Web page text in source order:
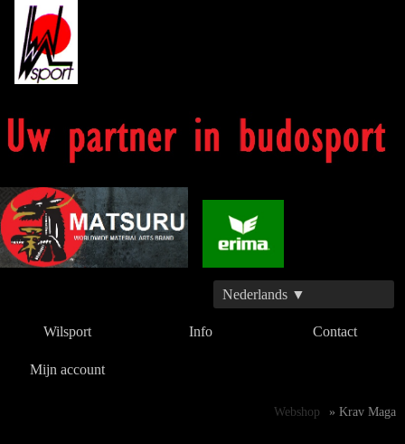
Nederlands ▼
Wilsport Info Contact
Mijn account
Webshop » Krav Maga